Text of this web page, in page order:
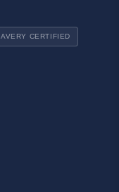
AVERY CERTIFIED